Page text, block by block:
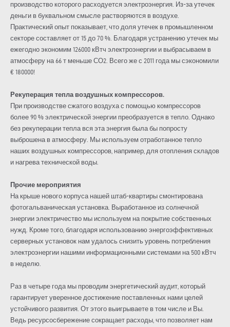
производство которого расходуется электроэнергия. Из-за утечек
деньги в буквальном смысле растворяются в воздухе.
Практический опыт показывает, что доля утечек в промышленном
секторе составляет от 15 до 70 %. Благодаря устранению утечек мы
ежегодно экономим 126000 кВтч электроэнергии и выбрасываем в
атмосферу на 66 т меньше СО2. Всего же с 2011 года мы сэкономили
€ 180000!
Рекуперация тепла воздушных компрессоров.
При производстве сжатого воздуха с помощью компрессоров
более 90 % электрической энергии преобразуется в тепло. Однако
без рекуперации тепла вся эта энергия была бы попросту
выброшена в атмосферу. Мы используем отработанное тепло
наших воздушных компрессоров, например, для отопления складов
и нагрева технической воды.
Прочие мероприятия
На крыше нового корпуса нашей штаб-квартиры смонтирована
фотогальваническая установка. Выработанное из солнечной
энергии электричество мы используем на покрытие собственных
нужд. Кроме того, благодаря использованию энергоэффективных
серверных установок нам удалось снизить уровень потребления
электроэнергии нашими информационными системами на 500 кВтч
в неделю.
Раз в четыре года мы проводим энергетический аудит, который
гарантирует уверенное достижение поставленных нами целей
устойчивого развития. От этого выигрываете в том числе и Вы.
Ведь ресурсосбережение сокращает расходы, что позволяет нам